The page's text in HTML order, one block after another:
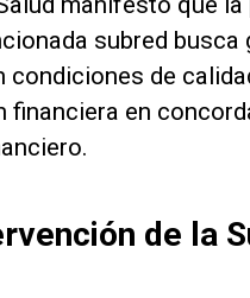
subred busca
de
financiera en
de la